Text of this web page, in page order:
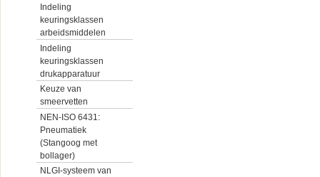
Indeling
keuringsklassen
arbeidsmiddelen
Indeling
keuringsklassen
drukapparatuur
Keuze van
smeervetten
NEN-ISO 6431:
Pneumatiek
(Stangoog met
bollager)
NLGI-systeem van